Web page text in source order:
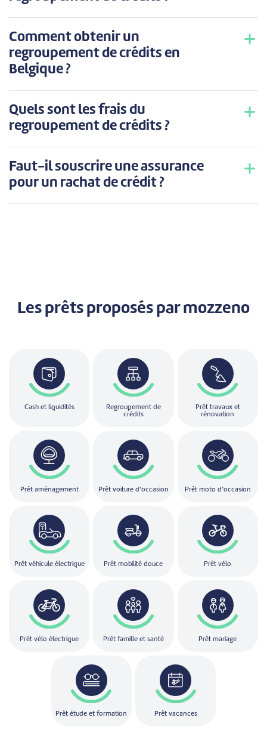
Comment obtenir un
regroupement de crédits en
Belgique ?
Quels sont les frais du
regroupement de crédits ?
Faut-il souscrire une assurance
pour un rachat de crédit ?
Les prêts proposés par mozzeno
Cash et liquidités
Regroupement de
crédits
Prêt travaux et
rénovation
Prêt aménagement Prêt voiture d’occasion Prêt moto d’occasion
Prêt véhicule électrique Prêt mobilité douce Prêt vélo
Prêt vélo électrique Prêt famille et santé Prêt mariage
Prêt étude et formation Prêt vacances